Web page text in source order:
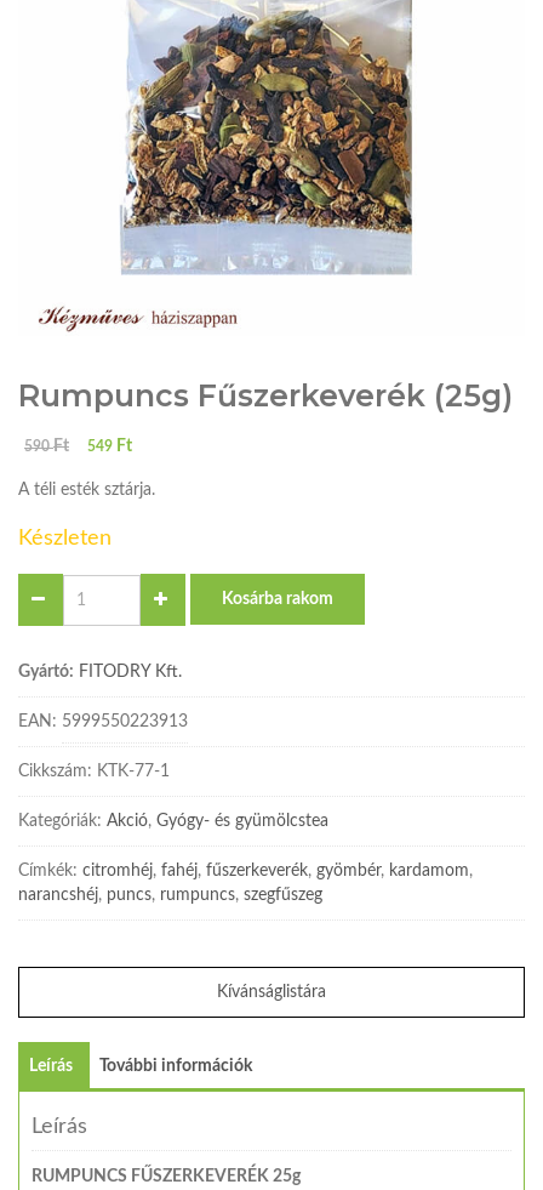
Rumpuncs Fűszerkeverék (25g)
590Ft 549 Ft
A téli esték sztárja.
Készleten
Kosárba rakom
Gyártó: FITODRY Kft.
EAN: 5999550223913
Cikkszám: KTK-77-1
Kategóriák: Akció, Gyógy- és gyümölcstea
Címkék: citromhéj, fahéj, fűszerkeverék, gyömbér, kardamom,
narancshéj, puncs, rumpuncs, szegfűszeg
Kívánságlistára
Leírás További információk
Leírás
RUMPUNCS FŰSZERKEVERÉK 25g